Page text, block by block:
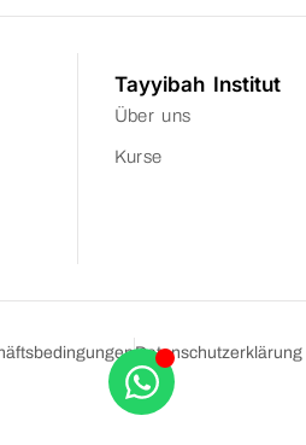
Tayyibah Institut
Über uns
Kurse
Datenschutzerklärung